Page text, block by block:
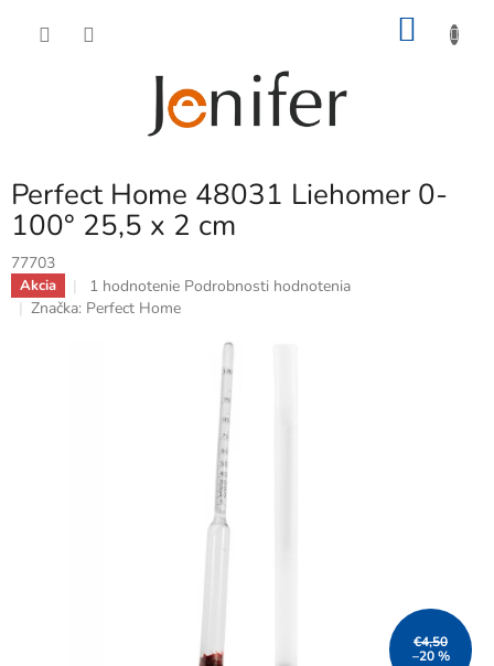
Perfect Home 48031 Liehomer 0-
100° 25,5 x 2 cm
77703
Akcia
Priemerné
hodnotenie
1 hodnotenie Podrobnosti hodnotenia
Značka: Perfect Home
€4,50
–20 %